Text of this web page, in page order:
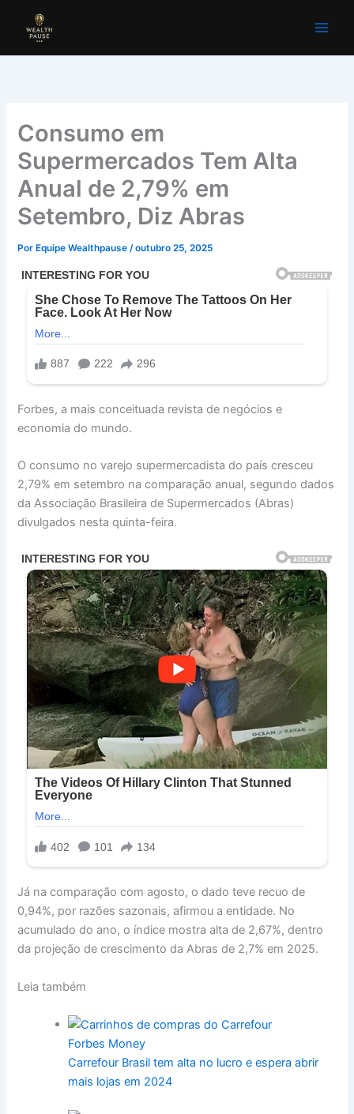
Consumo em
Supermercados Tem Alta
Anual de 2,79% em
Setembro, Diz Abras
Por Equipe Wealthpause/outubro 25, 2025
Forbes, a mais conceituada revista de negócios e
economia do mundo.
O consumo no varejo supermercadista do país cresceu
2,79% em setembro na comparação anual, segundo dados
da Associação Brasileira de Supermercados (Abras)
divulgados nesta quinta-feira.
Já na comparação com agosto, o dado teve recuo de
0,94%, por razões sazonais, afirmou a entidade. No
acumulado do ano, o índice mostra alta de 2,67%, dentro
da projeção de crescimento da Abras de 2,7% em 2025.
Leia também
Forbes Money
Carrefour Brasil tem alta no lucro e espera abrir
mais lojas em 2024